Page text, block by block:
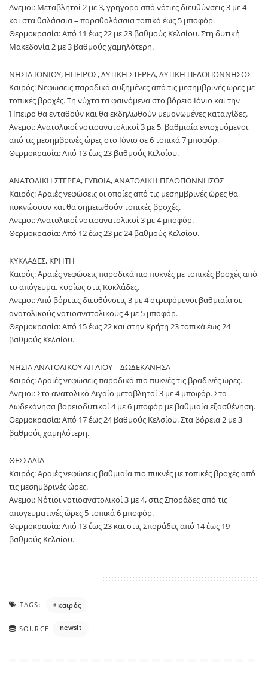
Ανεμοι: Μεταβλητοί 2 με 3, γρήγορα από νότιες διευθύνσεις 3 με 4
και στα θαλάσσια – παραθαλάσσια τοπικά έως 5 μποφόρ.
Θερμοκρασία: Από 11 έως 22 με 23 βαθμούς Κελσίου. Στη δυτική
Μακεδονία 2 με 3 βαθμούς χαμηλότερη.
ΝΗΣΙΑ ΙΟΝΙΟΥ, ΗΠΕΙΡΟΣ, ΔΥΤΙΚΗ ΣΤΕΡΕΑ, ΔΥΤΙΚΗ ΠΕΛΟΠΟΝΝΗΣΟΣ
Καιρός: Νεφώσεις παροδικά αυξημένες από τις μεσημβρινές ώρες με
τοπικές βροχές. Τη νύχτα τα φαινόμενα στο βόρειο Ιόνιο και την
Ήπειρο θα ενταθούν και θα εκδηλωθούν μεμονωμένες καταιγίδες.
Ανεμοι: Ανατολικοί νοτιοανατολικοί 3 με 5, βαθμιαία ενισχυόμενοι
από τις μεσημβρινές ώρες στο Ιόνιο σε 6 τοπικά 7 μποφόρ.
Θερμοκρασία: Από 13 έως 23 βαθμούς Κελσίου.
ΑΝΑΤΟΛΙΚΗ ΣΤΕΡΕΑ, ΕΥΒΟΙΑ, ΑΝΑΤΟΛΙΚΗ ΠΕΛΟΠΟΝΝΗΣΟΣ
Καιρός: Αραιές νεφώσεις οι οποίες από τις μεσημβρινές ώρες θα
πυκνώσουν και θα σημειωθούν τοπικές βροχές.
Ανεμοι: Ανατολικοί νοτιοανατολικοί 3 με 4 μποφόρ.
Θερμοκρασία: Από 12 έως 23 με 24 βαθμούς Κελσίου.
ΚΥΚΛΑΔΕΣ, ΚΡΗΤΗ
Καιρός: Αραιές νεφώσεις παροδικά πιο πυκνές με τοπικές βροχές από
το απόγευμα, κυρίως στις Κυκλάδες.
Ανεμοι: Από βόρειες διευθύνσεις 3 με 4 στρεφόμενοι βαθμιαία σε
ανατολικούς νοτιοανατολικούς 4 με 5 μποφόρ.
Θερμοκρασία: Από 15 έως 22 και στην Κρήτη 23 τοπικά έως 24
βαθμούς Κελσίου.
ΝΗΣΙΑ ΑΝΑΤΟΛΙΚΟΥ ΑΙΓΑΙΟΥ – ΔΩΔΕΚΑΝΗΣΑ
Καιρός: Αραιές νεφώσεις παροδικά πιο πυκνές τις βραδινές ώρες.
Ανεμοι: Στο ανατολικό Αιγαίο μεταβλητοί 3 με 4 μποφόρ. Στα
Δωδεκάνησα βορειοδυτικοί 4 με 6 μποφόρ με βαθμιαία εξασθένηση.
Θερμοκρασία: Από 17 έως 24 βαθμούς Κελσίου. Στα βόρεια 2 με 3
βαθμούς χαμηλότερη.
ΘΕΣΣΑΛΙΑ
Καιρός: Αραιές νεφώσεις βαθμιαία πιο πυκνές με τοπικές βροχές από
τις μεσημβρινές ώρες.
Ανεμοι: Νότιοι νοτιοανατολικοί 3 με 4, στις Σποράδες από τις
απογευματινές ώρες 5 τοπικά 6 μποφόρ.
Θερμοκρασία: Από 13 έως 23 και στις Σποράδες από 14 έως 19
βαθμούς Κελσίου.
TAGS: καιρός
SOURCE: newsit